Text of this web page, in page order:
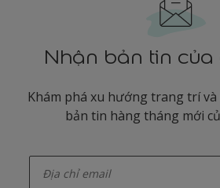
Nhận bản tin của
Khám phá xu hướng trang trí
bản tin hàng tháng mới